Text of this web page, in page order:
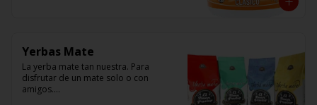
Yerbas Mate
La yerba mate tan nuestra. Para
disfrutar de un mate solo o con
amigos.